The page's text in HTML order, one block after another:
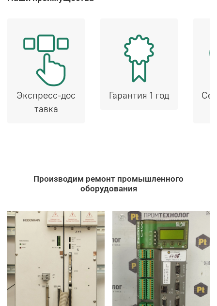
Экспресс-дос
тавка
Гарантия 1 год
Производим ремонт промышленного
оборудования